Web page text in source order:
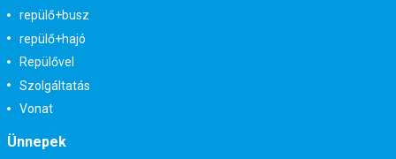
repülő+busz
repülő+hajó
Repülővel
Szolgáltatás
Vonat
Ünnepek